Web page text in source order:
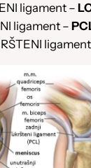
ligament –
ligament –